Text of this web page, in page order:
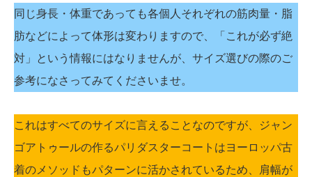
同じ身長・体重であっても各個人それぞれの筋肉量・脂
肪などによって体形は変わりますので、「これが必ず絶
対」という情報にはなりませんが、サイズ選びの際のご
参考になさってみてくださいませ。
これはすべてのサイズに言えることなのですが、ジャン
ゴアトゥールの作るパリダスターコートはヨーロッパ古
着のメソッドもパターンに活かされているため、肩幅が